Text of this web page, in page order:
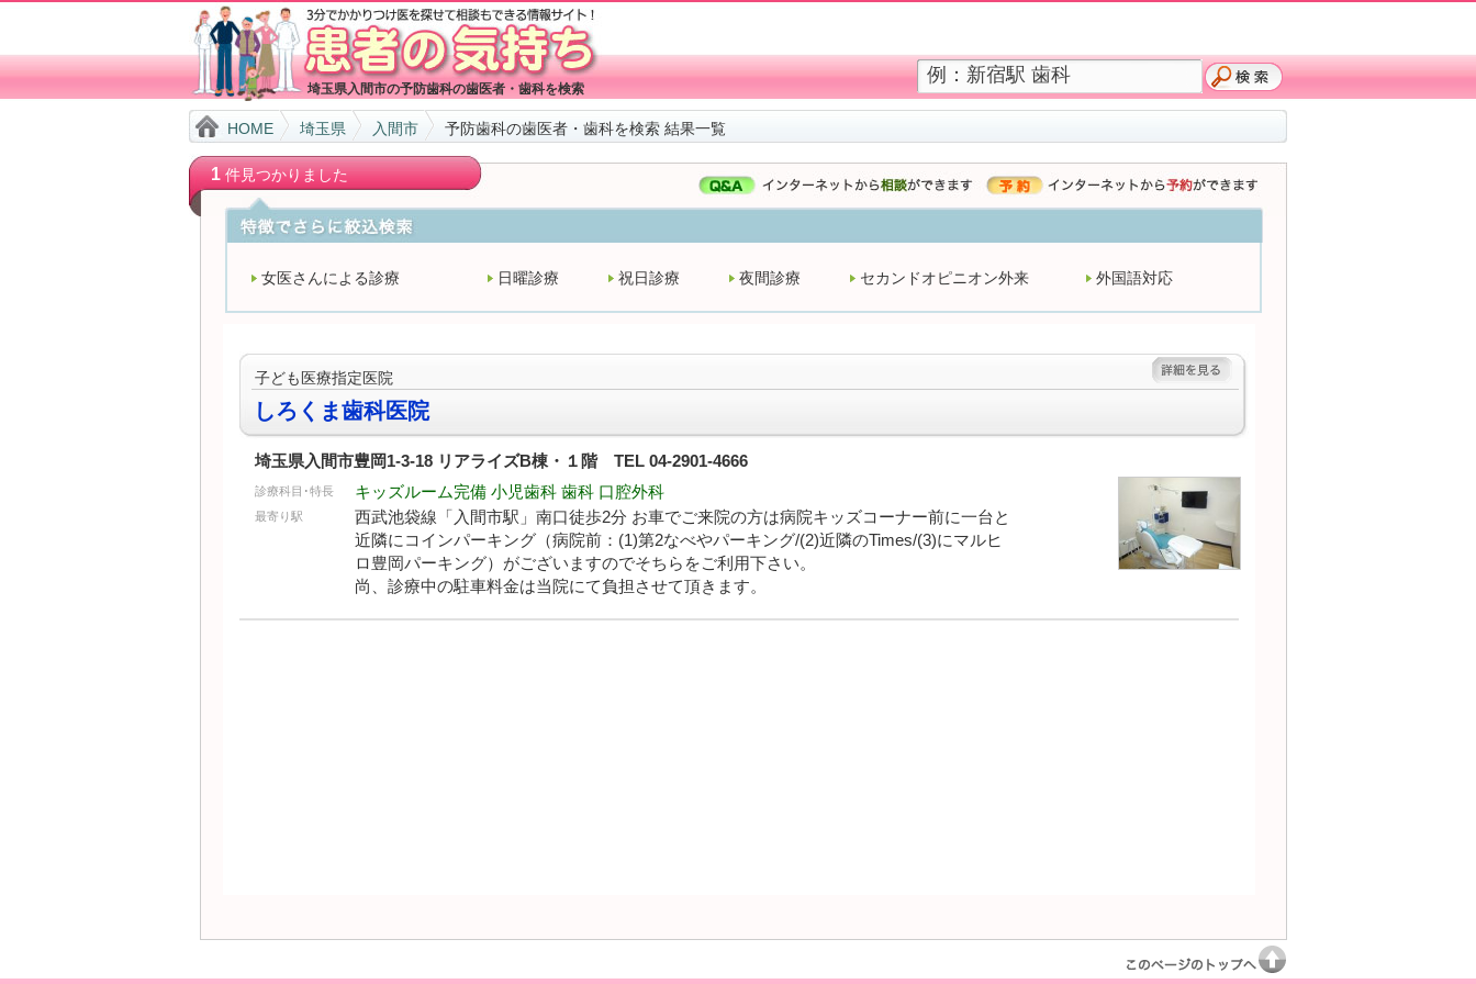
埼玉県入間市の予防歯科の歯医者・歯科を検索
HOME 埼玉県 入間市 予防歯科の歯医者・歯科を検索 結果一覧
1件見つかりました
女医さんによる診療 日曜診療 祝日診療 夜間診療 セカンドオピニオン外来 外国語対応
子ども医療指定医院
しろくま歯科医院
埼玉県入間市豊岡1-3-18 リアライズB棟・１階 TEL 04-2901-4666
診療科目･特長 キッズルーム完備 小児歯科 歯科 口腔外科
最寄り駅
西武池袋線「入間市駅」南口徒歩2分 お車でご来院の方は病院キッズコーナー前に一台と
近隣にコインパーキング（病院前：(1)第2なべやパーキング/(2)近隣のTimes/(3)にマルヒ
ロ豊岡パーキング）がございますのでそちらをご利用下さい。
尚、診療中の駐車料金は当院にて負担させて頂きます。